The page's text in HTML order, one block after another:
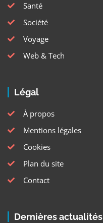
Santé
Société
Voyage
Web & Tech
Légal
À propos
Mentions légales
Cookies
Plan du site
Contact
Dernières actualités